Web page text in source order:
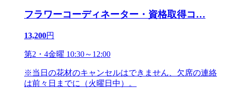
フラワーコーディネーター・資格取得コ…
13,200円
第2・4金曜 10:30～12:00
※当日の花材のキャンセルはできません、欠席の連絡
は前々日までに（火曜日中）。